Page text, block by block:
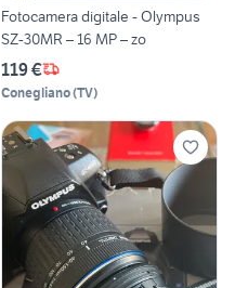
Fotocamera digitale - Olympus
SZ-30MR – 16 MP – zo
119 €
Conegliano(TV)